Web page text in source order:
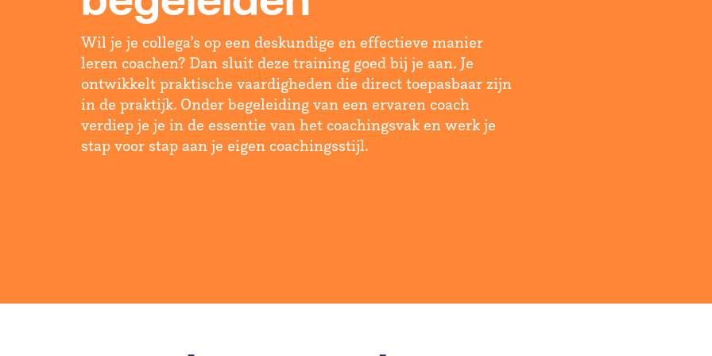
Wil je je collega’s op een deskundige en effectieve manier
leren coachen? Dan sluit deze training goed bij je aan. Je
ontwikkelt praktische vaardigheden die direct toepasbaar zijn
in de praktijk. Onder begeleiding van een ervaren coach
verdiep je je in de essentie van het coachingsvak en werk je
stap voor stap aan je eigen coachingsstijl.